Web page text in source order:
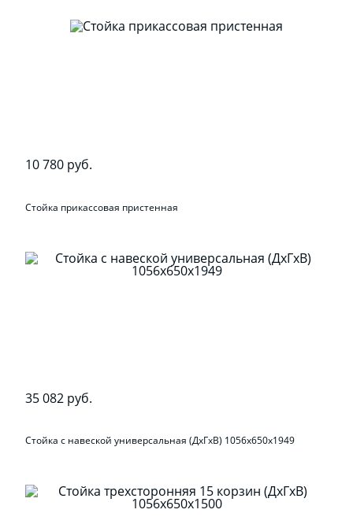
10 780 руб.
Стойка прикассовая пристенная
35 082 руб.
Стойка с навеской универсальная (ДхГхВ) 1056х650х1949